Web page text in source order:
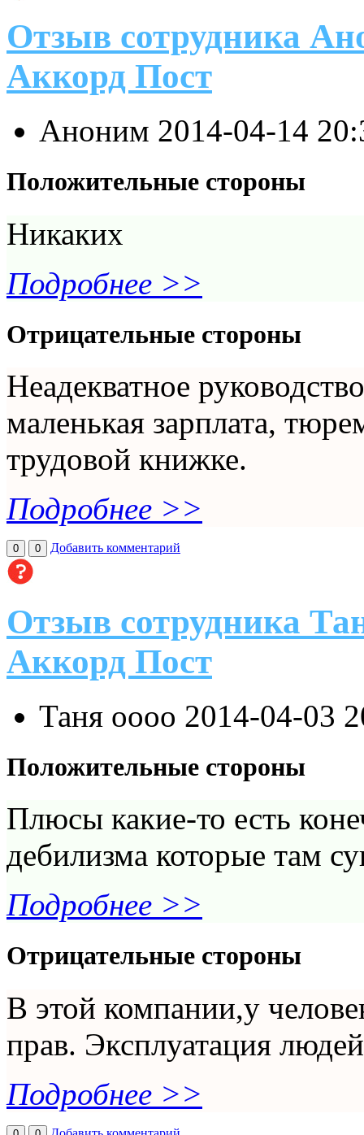
Отзыв сотрудника
Аккорд Пост
Аноним 2014-04-14
Положительные стороны
Никаких
Подробнее >>
Отрицательные стороны
Неадекватное
маленькая зарплата,
трудовой книжке.
Подробнее >>
0 0 Добавить комментарий
Отзыв сотрудника
Аккорд Пост
Таня оооо 2014-04-03
Положительные стороны
Плюсы какие-то есть
дебилизма которые там
Подробнее >>
Отрицательные стороны
В этой компании,у
прав. Эксплуатация
Подробнее >>